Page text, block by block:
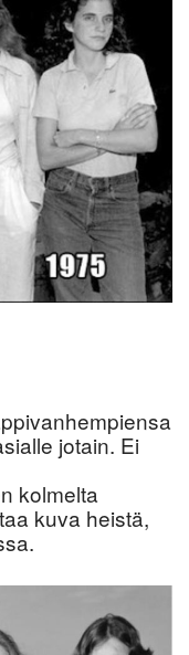
jotain. Ei
kolmelta
kuva heistä,